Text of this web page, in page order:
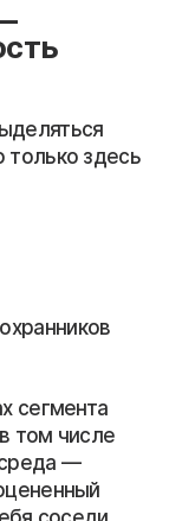
только здесь
сегмента
том числе
—